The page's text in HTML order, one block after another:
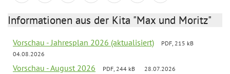
Informationen aus der Kita "Max und Moritz"
Vorschau - Jahresplan 2026 (aktualisiert)
PDF, 215 kB
04.08.2026
Vorschau - August 2026 PDF, 244 kB 28.07.2026